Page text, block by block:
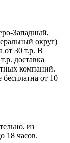
Западный,
округ)
от 30 т.р. В
доставка
компаний.
от 10
из
18 часов.